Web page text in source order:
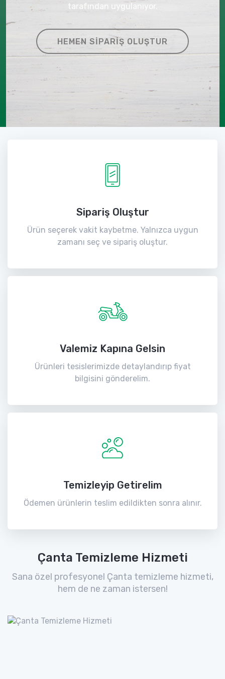
tarafından uygulanıyor.
HEMEN SIPARIŞ OLUŞTUR
Sipariş Oluştur
Ürün seçerek vakit kaybetme. Yalnızca uygun
zamanı seç ve sipariş oluştur.
Valemiz Kapına Gelsin
Ürünleri tesislerimizde detaylandırıp fiyat
bilgisini gönderelim.
Temizleyip Getirelim
Ödemen ürünlerin teslim edildikten sonra alınır.
Çanta Temizleme Hizmeti
Sana özel profesyonel Çanta temizleme hizmeti,
hem de ne zaman istersen!